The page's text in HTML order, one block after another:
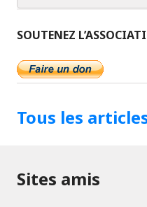
SOUTENEZ
Tous les
Sites amis